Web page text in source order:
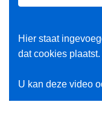
Hier staat
dat cookies plaatst.
U kan deze video